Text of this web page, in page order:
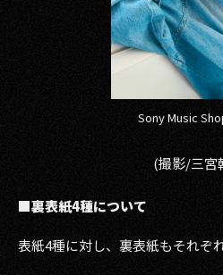
Sony Music
(撮影/三宮
■裏表紙4種について
表紙4種に対し、裏表紙もそれぞ